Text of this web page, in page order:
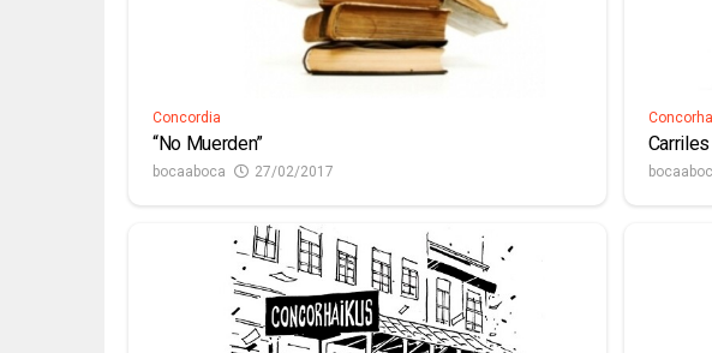
Concordia
“No Muerden”
bocaaboca 27/02/2017